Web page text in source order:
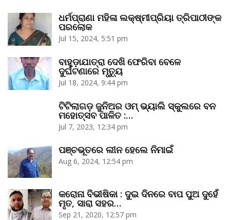
ଧର୍ମପ୍ରାଣା ମହିଳା ଲକ୍ଷ୍ମୀପ୍ରିୟା ତ୍ରିପାଠୀଙ୍କ
ପରଲୋକ
Jul 15, 2024, 5:51 pm
ବାହୁଡ଼ାଯାତ୍ରା ଦେଖି ଫେରିବା ବେଳେ
ଦୁର୍ଘଟଣାରେ ମୃତ୍ୟୁ
Jul 18, 2024, 9:44 pm
ଟିଟିଲାଗଡ଼ ଜୁନିଅର ଓମ୍‌ ଭ୍ୟାଲି ସ୍କୁଲରେ ବନ
ମହୋତ୍ସବ ପାଳିତ :…
Jul 7, 2023, 12:34 pm
ପଞ୍ଚଭୂତରେ ଲୀନ ହେଲେ ନିମାଇଁ
Aug 6, 2024, 12:54 pm
କରୋନା ବିଭୀଷିକା : ଦୁଇ ଦିନରେ ବାପ ପୁଅ ଦୁହେଁ
ମୃତ, ସାରା ସହର…
Sep 21, 2020, 12:57 pm